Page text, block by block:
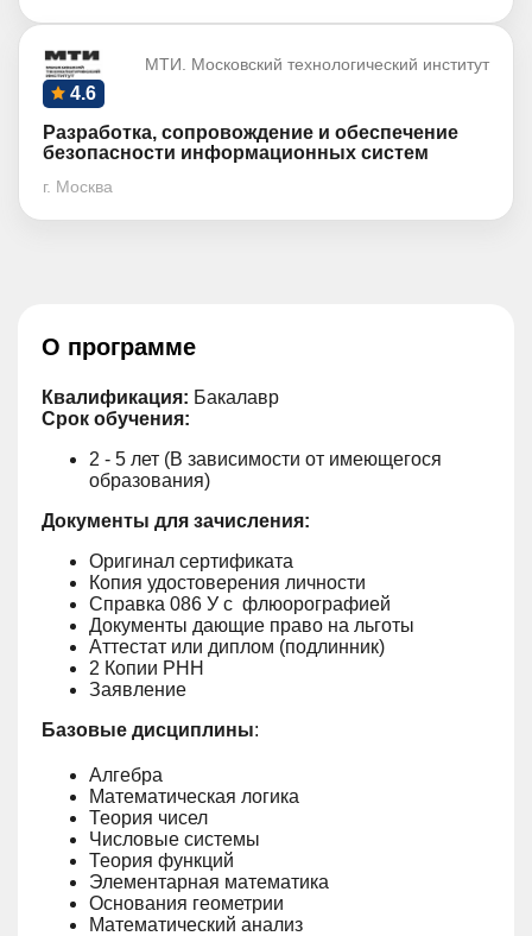
МТИ. Московский технологический институт
4.6
Разработка, сопровождение и обеспечение
безопасности информационных систем
г. Москва
О программе
Квалификация: Бакалавр
Срок обучения:
2 - 5 лет (В зависимости от имеющегося
образования)
Документы для зачисления:
Оригинал сертификата
Копия удостоверения личности
Справка 086 У с флюорографией
Документы дающие право на льготы
Аттестат или диплом (подлинник)
2 Копии РНН
Заявление
Базовые дисциплины:
Алгебра
Математическая логика
Теория чисел
Числовые системы
Теория функций
Элементарная математика
Основания геометрии
Математический анализ